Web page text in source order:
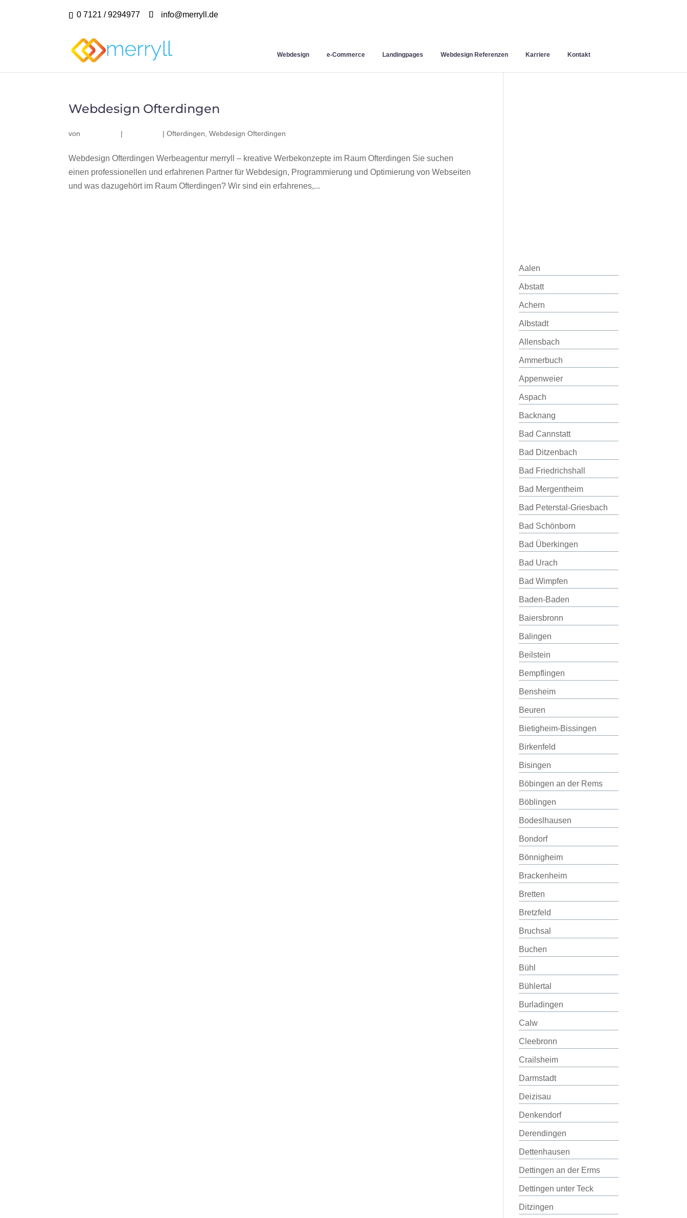
0 7121 / 9294977 info@merryll.de
Webdesign e-Commerce Landingpages Webdesign Referenzen Karriere Kontakt
Webdesign Ofterdingen
von | |Ofterdingen ,Webdesign Ofterdingen
Webdesign Ofterdingen Werbeagentur merryll – kreative Werbekonzepte im Raum Ofterdingen Sie suchen
einen professionellen und erfahrenen Partner für Webdesign, Programmierung und Optimierung von Webseiten
und was dazugehört im Raum Ofterdingen? Wir sind ein erfahrenes,...
Aalen
Abstatt
Achern
Albstadt
Allensbach
Ammerbuch
Appenweier
Aspach
Backnang
Bad Cannstatt
Bad Ditzenbach
Bad Friedrichshall
Bad Mergentheim
Bad Peterstal-Griesbach
Bad Schönborn
Bad Überkingen
Bad Urach
Bad Wimpfen
Baden-Baden
Baiersbronn
Balingen
Beilstein
Bempflingen
Bensheim
Beuren
Bietigheim-Bissingen
Birkenfeld
Bisingen
Böbingen an der Rems
Böblingen
Bodeslhausen
Bondorf
Bönnigheim
Brackenheim
Bretten
Bretzfeld
Bruchsal
Buchen
Bühl
Bühlertal
Burladingen
Calw
Cleebronn
Crailsheim
Darmstadt
Deizisau
Denkendorf
Derendingen
Dettenhausen
Dettingen an der Erms
Dettingen unter Teck
Ditzingen